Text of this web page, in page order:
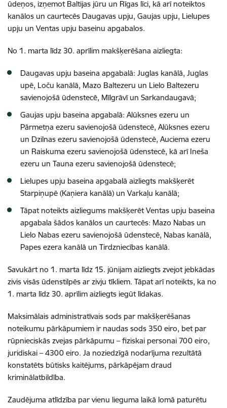
ūdeņos, izņemot Baltijas jūru un Rīgas līci, kā arī noteiktos
kanālos un caurtecēs Daugavas upju, Gaujas upju, Lielupes
upju un Ventas upju baseinu apgabalos.
No 1. marta līdz 30. aprīlim makšķerēšana aizliegta:
Daugavas upju baseina apgabalā: Juglas kanālā, Juglas
upē, Loču kanālā, Mazo Baltezeru un Lielo Baltezeru
savienojošā ūdenstecē, Mīlgrāvī un Sarkandaugavā;
Gaujas upju baseina apgabalā: Alūksnes ezeru un
Pārmetņa ezeru savienojošā ūdenstecē, Alūksnes ezeru
un Dzilnas ezeru savienojošā ūdenstecē, Auciema ezeru
un Raiskuma ezeru savienojošā ūdenstecē, kā arī Ineša
ezeru un Tauna ezeru savienojošā ūdenstecē;
Lielupes upju baseina apgabalā aizliegts makšķerēt
Starpiņupē (Kaņiera kanālā) un Varkaļu kanālā;
Tāpat noteikts aizliegums makšķerēt Ventas upju baseina
apgabala šādos kanālos un caurtecēs: Mazo Nabas un
Lielo Nabas ezeru savienojošā ūdenstecē, Nabas kanālā,
Papes ezera kanālā un Tirdzniecības kanālā.
Savukārt no 1. marta līdz 15. jūnijam aizliegts zvejot jebkādas
zivis visās ūdenstilpēs ar zivju tīkliem. Tāpat arī noteikts, ka no
1. marta līdz 30. aprīlim aizliegts iegūt līdakas.
Maksimālais administratīvais sods par makšķerēšanas
noteikumu pārkāpumiem ir naudas sods 350 eiro, bet par
rūpnieciskās zvejas pārkāpumu – fiziskai personai 700 eiro,
juridiskai – 4300 eiro. Ja noziedzīgā nodarījuma rezultātā
konstatēts būtisks kaitējums, pārkāpējam draud
kriminālatbildība.
Zaudējuma atlīdzība par vienu lieguma laikā lomā paturētu